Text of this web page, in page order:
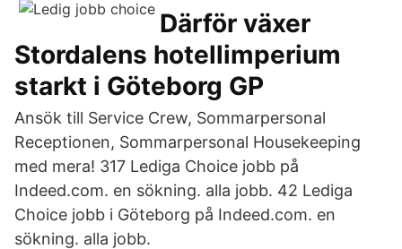
Därför växer
Stordalens hotellimperium
starkt i Göteborg GP
Ansök till Service Crew, Sommarpersonal
Receptionen, Sommarpersonal Housekeeping
med mera! 317 Lediga Choice jobb på
Indeed.com. en sökning. alla jobb. 42 Lediga
Choice jobb i Göteborg på Indeed.com. en
sökning. alla jobb.